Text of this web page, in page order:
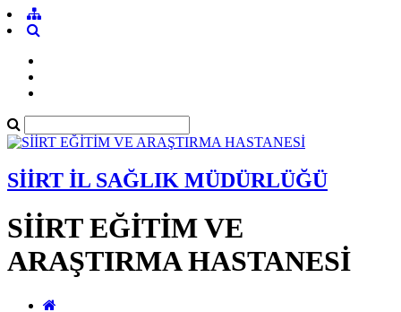
SİİRT İL SAĞLIK MÜDÜRLÜĞÜ
SİİRT EĞİTİM VE
ARAŞTIRMA HASTANESİ